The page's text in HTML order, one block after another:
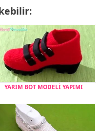
YARIM BOT MODELİ YAPIMI